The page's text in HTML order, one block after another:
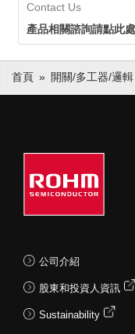
Contact Us
產品相關諮詢請點此處
首頁 開關/多工器/邏輯
公司介紹
股東和投資人資訊
Sustainability